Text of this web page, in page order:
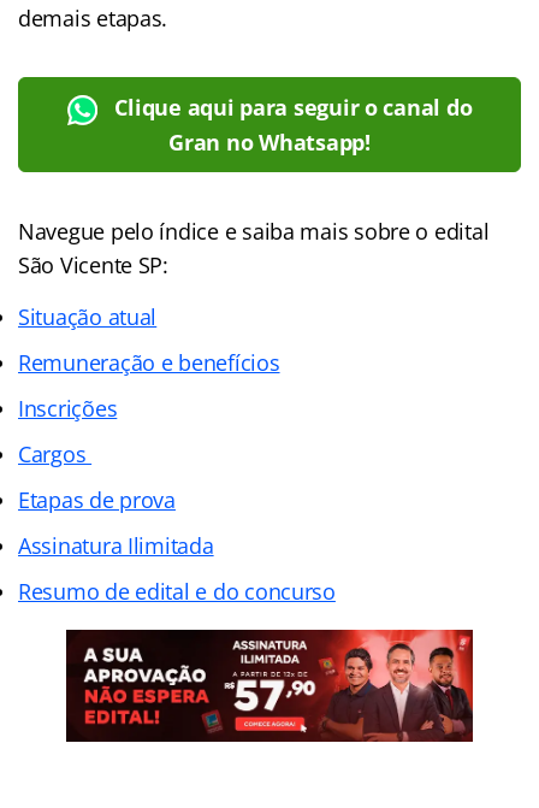
demais etapas.
Clique aqui para seguir o canal do
Gran no Whatsapp!
Navegue pelo índice e saiba mais sobre o edital
São Vicente SP:
Situação atual
Remuneração e benefícios
Inscrições
Cargos
Etapas de prova
Assinatura Ilimitada
Resumo de edital e do concurso